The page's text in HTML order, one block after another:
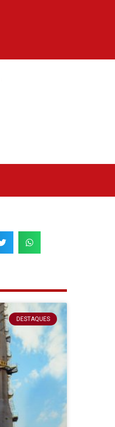
DESTAQUES